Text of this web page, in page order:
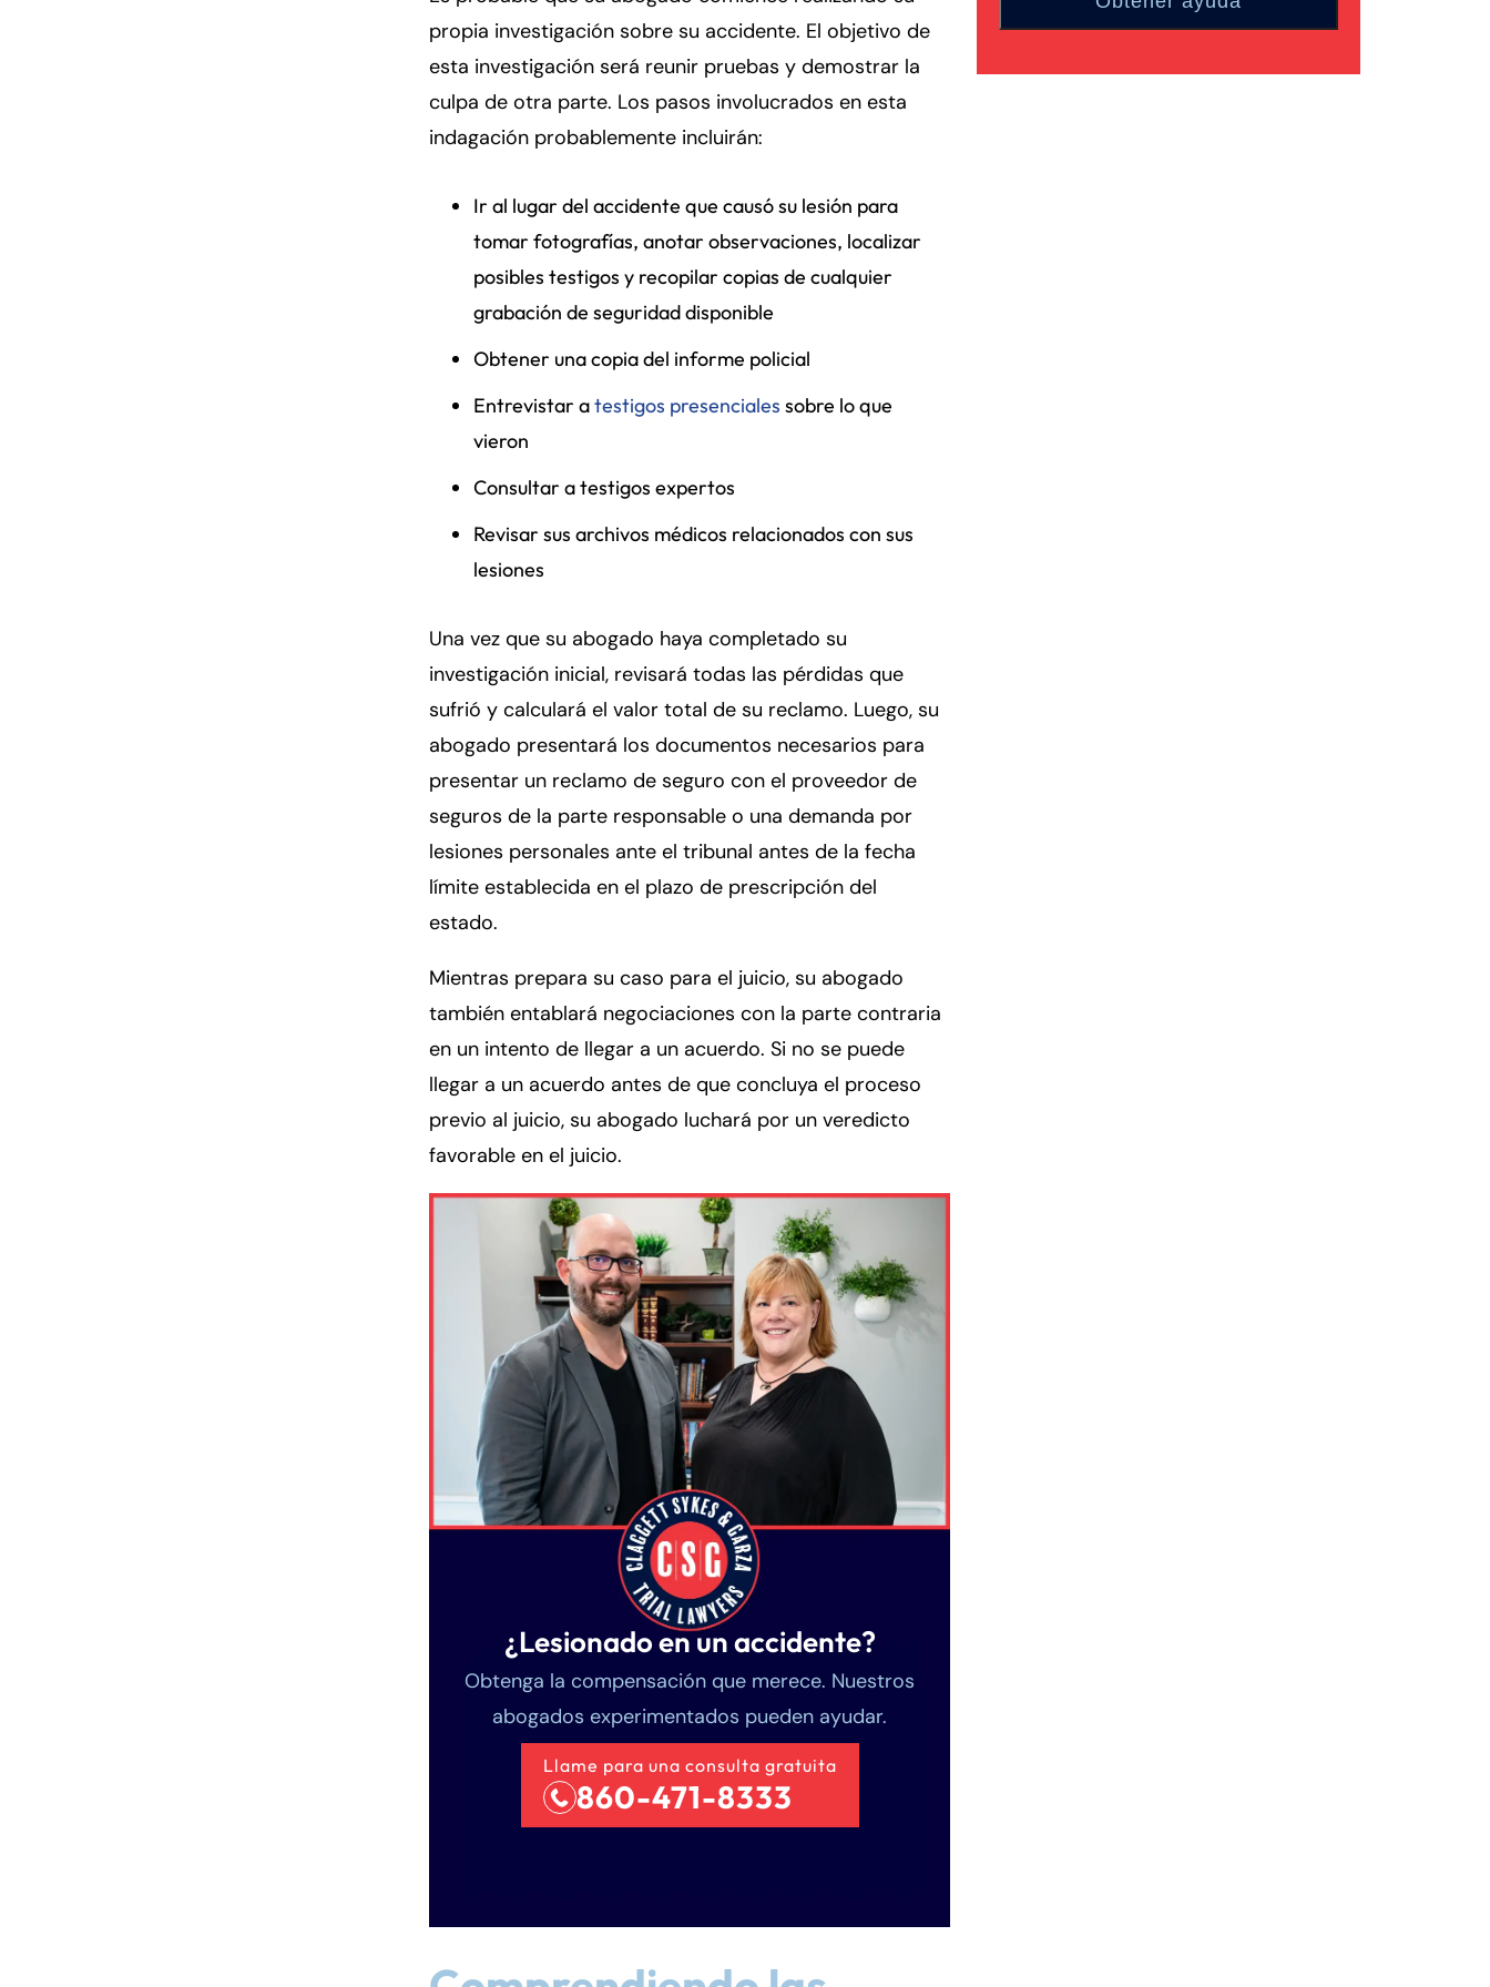
propia investigación sobre su accidente. El objetivo de
esta investigación será reunir pruebas y demostrar la
culpa de otra parte. Los pasos involucrados en esta
indagación probablemente incluirán:
Ir al lugar del accidente que causó su lesión para
tomar fotografías, anotar observaciones, localizar
posibles testigos y recopilar copias de cualquier
grabación de seguridad disponible
Obtener una copia del informe policial
Entrevistar atestigos presenciales sobre lo que
vieron
Consultar a testigos expertos
Revisar sus archivos médicos relacionados con sus
lesiones
Una vez que su abogado haya completado su
investigación inicial, revisará todas las pérdidas que
sufrió y calculará el valor total de su reclamo. Luego, su
abogado presentará los documentos necesarios para
presentar un reclamo de seguro con el proveedor de
seguros de la parte responsable o una demanda por
lesiones personales ante el tribunal antes de la fecha
límite establecida en el plazo de prescripción del
estado.
Mientras prepara su caso para el juicio, su abogado
también entablará negociaciones con la parte contraria
en un intento de llegar a un acuerdo. Si no se puede
llegar a un acuerdo antes de que concluya el proceso
previo al juicio, su abogado luchará por un veredicto
favorable en el juicio.
¿Lesionado en un accidente?
Obtenga la compensación que merece. Nuestros
abogados experimentados pueden ayudar.
Llame para una consulta gratuita
860-471-8333